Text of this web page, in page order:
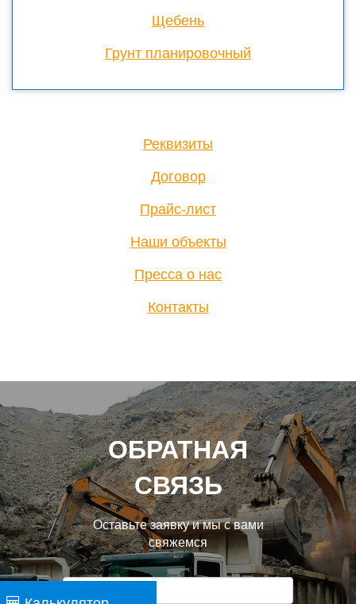
Щебень
Грунт планировочный
Реквизиты
Договор
Прайс-лист
Наши объекты
Пресса о нас
Контакты
ОБРАТНАЯ
СВЯЗЬ
Оставьте заявку и мы с вами
свяжемся